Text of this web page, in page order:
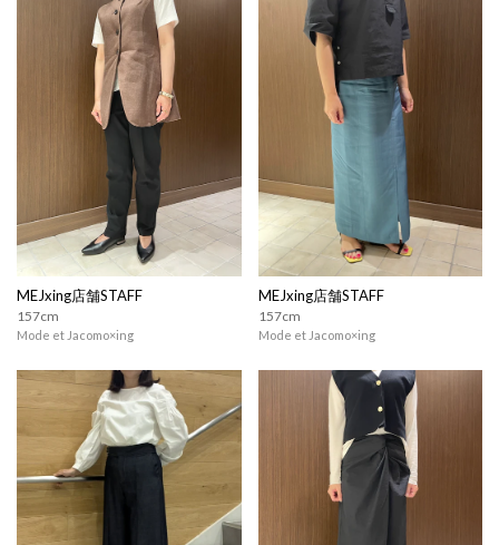
MEJxing店舗STAFF
157cm
Mode et Jacomo×ing
MEJxing店舗STAFF
157cm
Mode et Jacomo×ing